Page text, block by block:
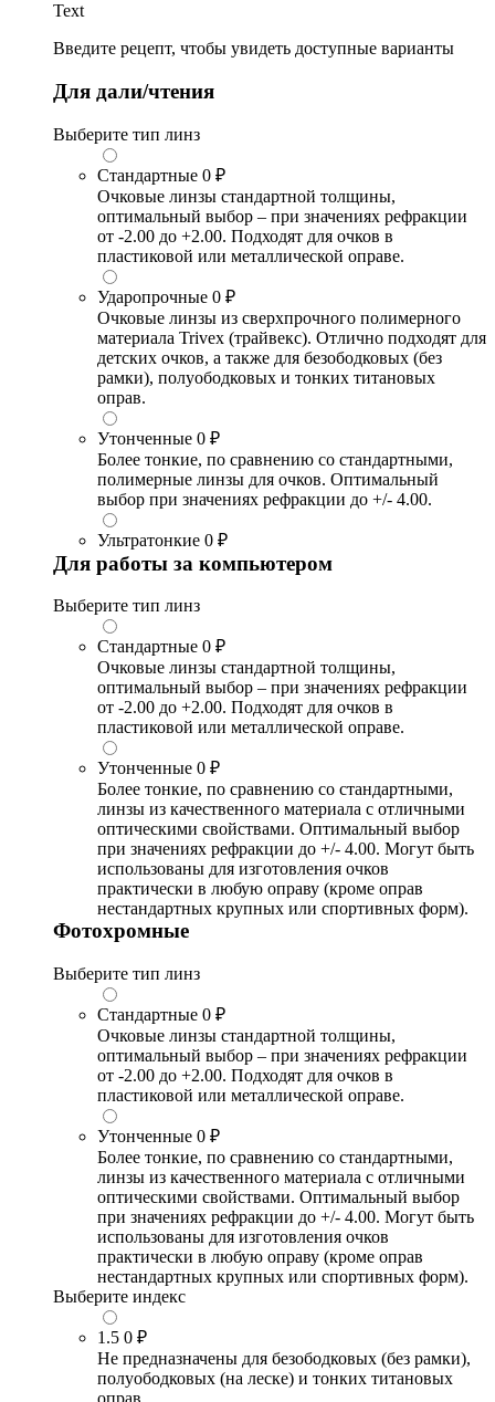
Text
Введите рецепт, чтобы увидеть доступные варианты
Для дали/чтения
Выберите тип линз
Стандартные 0 ₽
Очковые линзы стандартной толщины,
оптимальный выбор – при значениях рефракции
от -2.00 до +2.00. Подходят для очков в
пластиковой или металлической оправе.
Ударопрочные 0 ₽
Очковые линзы из сверхпрочного полимерного
материала Trivex (трайвекс). Отлично подходят для
детских очков, а также для безободковых (без
рамки), полуободковых и тонких титановых
оправ.
Утонченные 0 ₽
Более тонкие, по сравнению со стандартными,
полимерные линзы для очков. Оптимальный
выбор при значениях рефракции до +/- 4.00.
Ультратонкие 0 ₽
Для работы за компьютером
Выберите тип линз
Стандартные 0 ₽
Очковые линзы стандартной толщины,
оптимальный выбор – при значениях рефракции
от -2.00 до +2.00. Подходят для очков в
пластиковой или металлической оправе.
Утонченные 0 ₽
Более тонкие, по сравнению со стандартными,
линзы из качественного материала с отличными
оптическими свойствами. Оптимальный выбор
при значениях рефракции до +/- 4.00. Могут быть
использованы для изготовления очков
практически в любую оправу (кроме оправ
нестандартных крупных или спортивных форм).
Фотохромные
Выберите тип линз
Стандартные 0 ₽
Очковые линзы стандартной толщины,
оптимальный выбор – при значениях рефракции
от -2.00 до +2.00. Подходят для очков в
пластиковой или металлической оправе.
Утонченные 0 ₽
Более тонкие, по сравнению со стандартными,
линзы из качественного материала с отличными
оптическими свойствами. Оптимальный выбор
при значениях рефракции до +/- 4.00. Могут быть
использованы для изготовления очков
практически в любую оправу (кроме оправ
нестандартных крупных или спортивных форм).
Выберите индекс
1.5 0 ₽
Не предназначены для безободковых (без рамки),
полуободковых (на леске) и тонких титановых